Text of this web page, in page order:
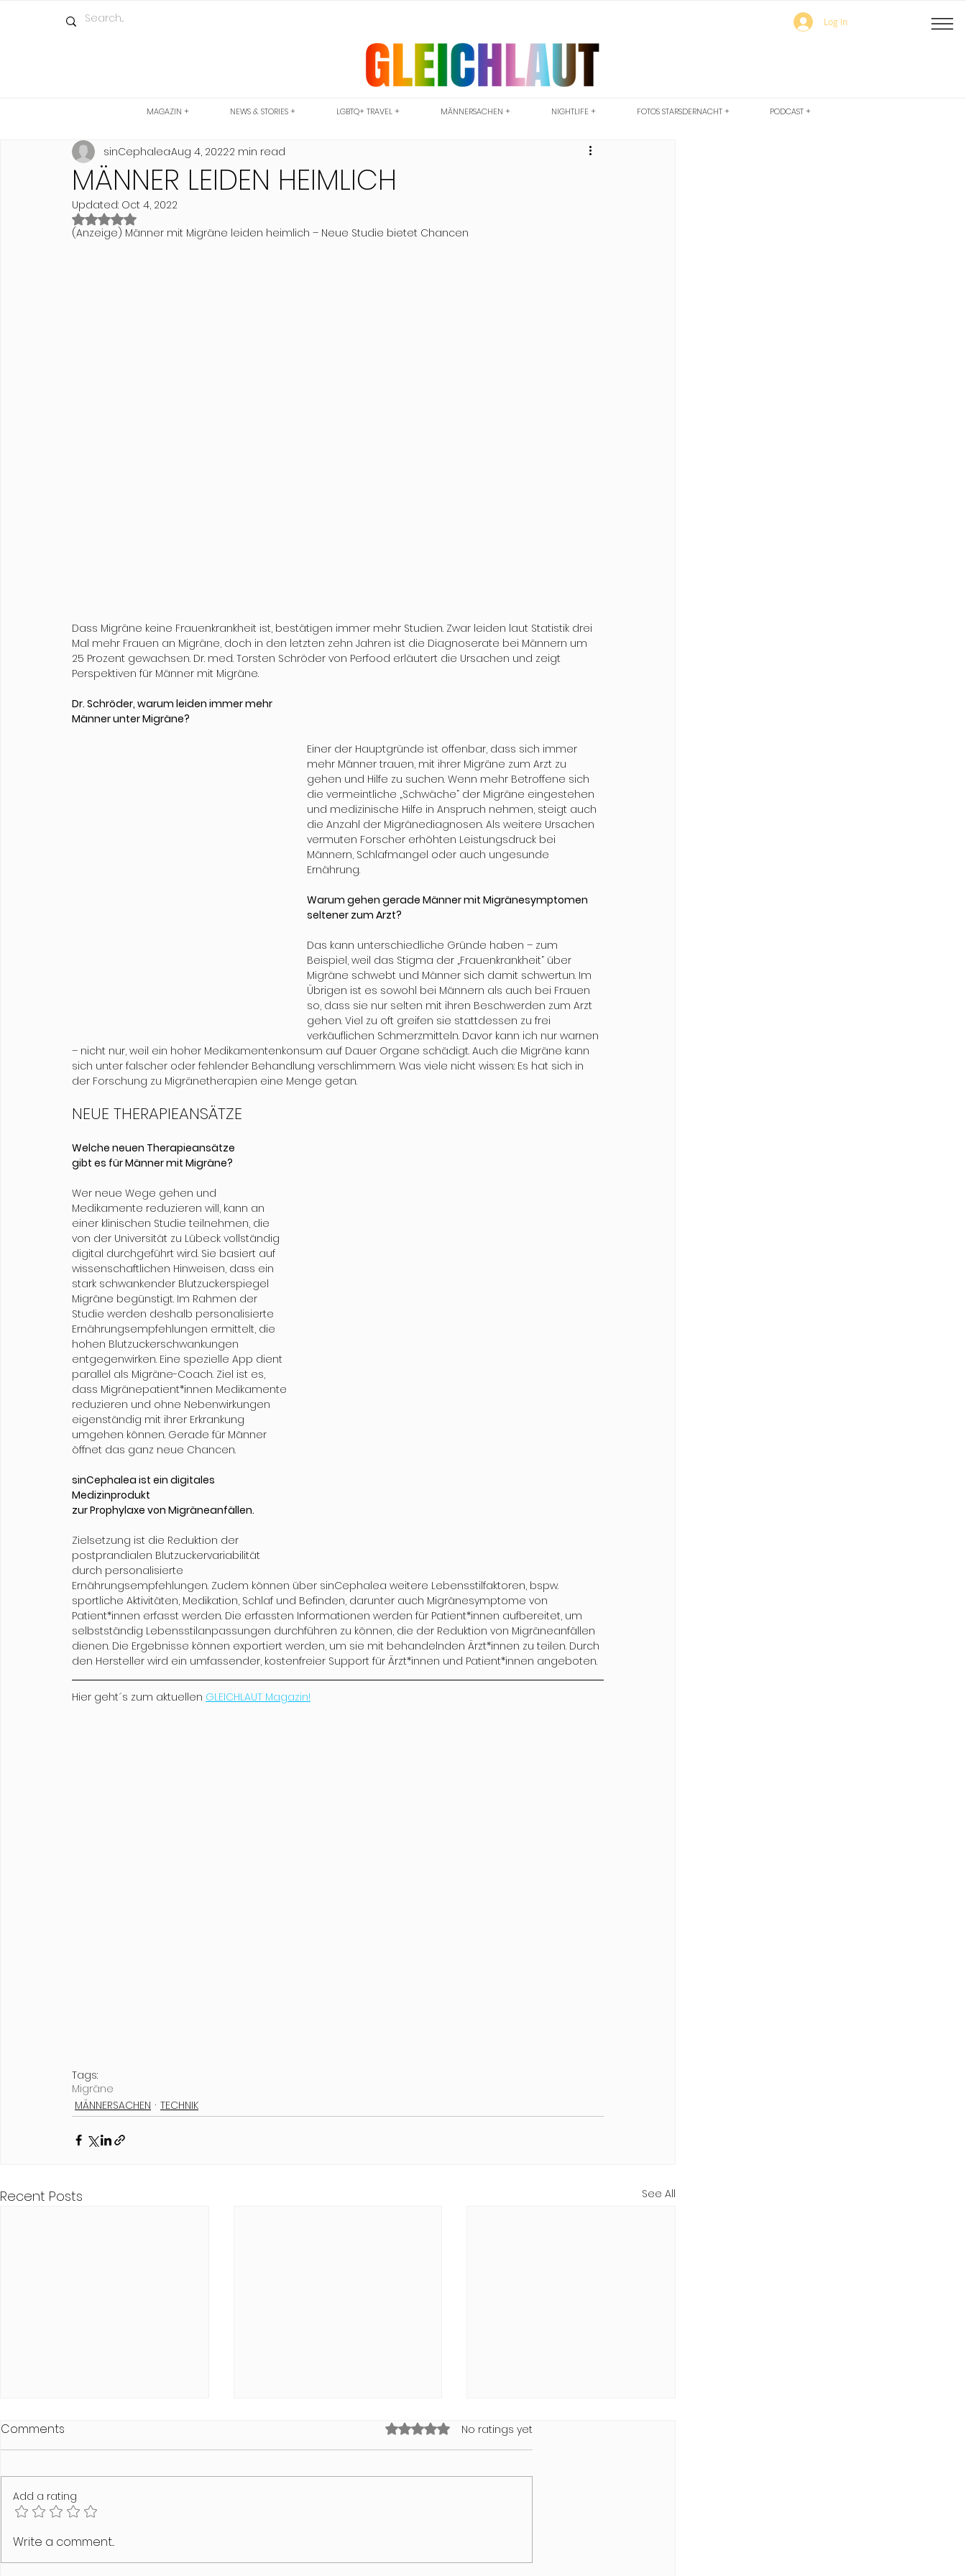
Log In
MAGAZIN + NEWS & STORIES + LGBTQ+ TRAVEL + MÄNNERSACHEN + NIGHTLIFE + FOTOS STARSDERNACHT + PODCAST +
MÄNNER LEIDEN HEIMLICH
sinCephaleaAug 4, 20222 min read
Updated: Oct 4, 2022
Rated NaN out of 5 stars.
(Anzeige) Männer mit Migräne leiden heimlich – Neue Studie bietet Chancen
Dass Migräne keine Frauenkrankheit ist, bestätigen immer mehr Studien. Zwar leiden laut Statistik drei
Mal mehr Frauen an Migräne, doch in den letzten zehn Jahren ist die Diagnoserate bei Männern um
25 Prozent gewachsen. Dr. med. Torsten Schröder von Perfood erläutert die Ursachen und zeigt
Perspektiven für Männer mit Migräne.
Dr. Schröder, warum leiden immer mehr
Männer unter Migräne?
Einer der Hauptgründe ist offenbar, dass sich immer
mehr Männer trauen, mit ihrer Migräne zum Arzt zu
gehen und Hilfe zu suchen. Wenn mehr Betroffene sich
die vermeintliche „Schwäche“ der Migräne eingestehen
und medizinische Hilfe in Anspruch nehmen, steigt auch
die Anzahl der Migränediagnosen. Als weitere Ursachen
vermuten Forscher erhöhten Leistungsdruck bei
Männern, Schlafmangel oder auch ungesunde
Ernährung.
Warum gehen gerade Männer mit Migränesymptomen
seltener zum Arzt?
Das kann unterschiedliche Gründe haben – zum
Beispiel, weil das Stigma der „Frauenkrankheit“ über
Migräne schwebt und Männer sich damit schwertun. Im
Übrigen ist es sowohl bei Männern als auch bei Frauen
so, dass sie nur selten mit ihren Beschwerden zum Arzt
gehen. Viel zu oft greifen sie stattdessen zu frei
verkäuflichen Schmerzmitteln. Davor kann ich nur warnen
– nicht nur, weil ein hoher Medikamentenkonsum auf Dauer Organe schädigt. Auch die Migräne kann
sich unter falscher oder fehlender Behandlung verschlimmern. Was viele nicht wissen: Es hat sich in
der Forschung zu Migränetherapien eine Menge getan.
NEUE THERAPIEANSÄTZE
Welche neuen Therapieansätze
gibt es für Männer mit Migräne?
Wer neue Wege gehen und
Medikamente reduzieren will, kann an
einer klinischen Studie teilnehmen, die
von der Universität zu Lübeck vollständig
digital durchgeführt wird. Sie basiert auf
wissenschaftlichen Hinweisen, dass ein
stark schwankender Blutzuckerspiegel
Migräne begünstigt. Im Rahmen der
Studie werden deshalb personalisierte
Ernährungsempfehlungen ermittelt, die
hohen Blutzuckerschwankungen
entgegenwirken. Eine spezielle App dient
parallel als Migräne-Coach. Ziel ist es,
dass Migränepatient*innen Medikamente
reduzieren und ohne Nebenwirkungen
eigenständig mit ihrer Erkrankung
umgehen können. Gerade für Männer
öffnet das ganz neue Chancen.
sinCephalea ist ein digitales
Medizinprodukt
zur Prophylaxe von Migräneanfällen.
Zielsetzung ist die Reduktion der
postprandialen Blutzuckervariabilität
durch personalisierte
Ernährungsempfehlungen. Zudem können über sinCephalea weitere Lebensstilfaktoren, bspw.
sportliche Aktivitäten, Medikation, Schlaf und Befinden, darunter auch Migränesymptome von
Patient*innen erfasst werden. Die erfassten Informationen werden für Patient*innen aufbereitet, um
selbstständig Lebensstilanpassungen durchführen zu können, die der Reduktion von Migräneanfällen
dienen. Die Ergebnisse können exportiert werden, um sie mit behandelnden Ärzt*innen zu teilen. Durch
den Hersteller wird ein umfassender, kostenfreier Support für Ärzt*innen und Patient*innen angeboten.
Hier geht´s zum aktuellen GLEICHLAUT Magazin!
Tags:
Migräne
MÄNNERSACHEN
TECHNIK
Recent Posts See All
MODUS VIVENDI Air Bubble
Line
von MODUS VIVENDI
PEAQ
Comments Rated 0 out of 5 stars.No ratings yet
Add a rating
Write a comment...